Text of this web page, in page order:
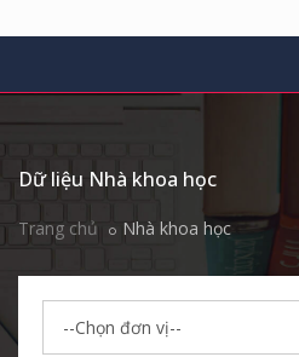
Dữ liệu Nhà khoa học
Trang chủ Nhà khoa học